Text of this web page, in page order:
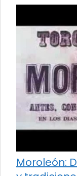
Moroleón: